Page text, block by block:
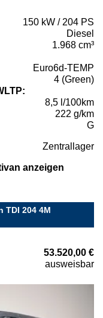
150 kW / 204 PS
Diesel
1.968 cm³
Euro6d-TEMP
4 (Green)
8,5 l/100km
222 g/km
G
Zentrallager
anzeigen
TDI 204 4M
53.520,00 €
ausweisbar